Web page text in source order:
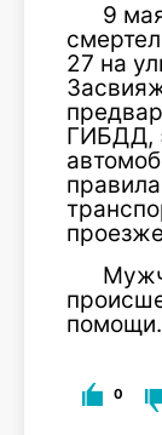
9
27 на
ГИБДД,
помощи.
0